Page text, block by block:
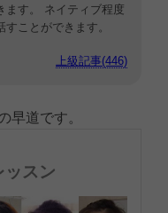
ます。 ネイティブ程度
ことができます。
上級記事(446)
早道です。
ッスン